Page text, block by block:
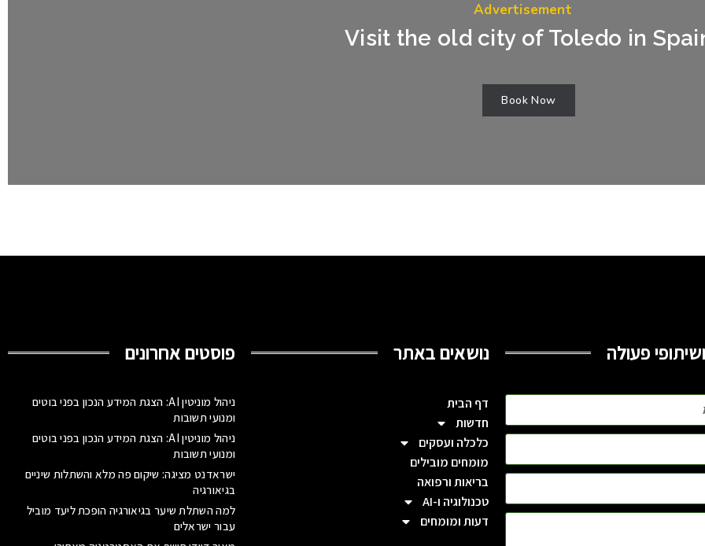
Advertisement
Visit the old city of Toledo in
Book Now
פעולה נושאים באתר
דף הבית
חדשות
כלכלה ועסקים
מומחים מובילים
בריאות ורפואה
טכנולוגיה ו-AI
דעות ומומחים
פוסטים אחרונים
ניהול מוניטין AI: הצגת המידע הנכון בפני בוטים
ומנועי תשובות
ניהול מוניטין AI: הצגת המידע הנכון בפני בוטים
ומנועי תשובות
ישראדנט מציגה: שיקום פה מלא והשתלות שיניים
בגיאורגיה
למה השתלת שיער בגיאורגיה הופכת ליעד מוביל
עבור ישראלים